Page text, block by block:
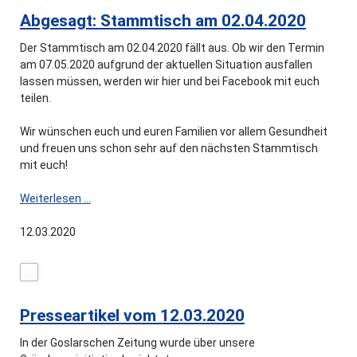
Abgesagt: Stammtisch am 02.04.2020
Der Stammtisch am 02.04.2020 fällt aus. Ob wir den Termin
am 07.05.2020 aufgrund der aktuellen Situation ausfallen
lassen müssen, werden wir hier und bei Facebook mit euch
teilen.
Wir wünschen euch und euren Familien vor allem Gesundheit
und freuen uns schon sehr auf den nächsten Stammtisch
mit euch!
Weiterlesen …
12.03.2020
Presseartikel vom 12.03.2020
In der Goslarschen Zeitung wurde über unsere